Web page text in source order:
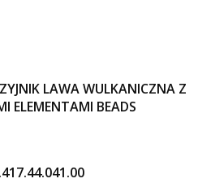
LAWA WULKANICZNA Z
ELEMENTAMI BEADS